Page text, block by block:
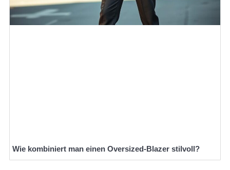
Wie kombiniert man einen Oversized-Blazer stilvoll?